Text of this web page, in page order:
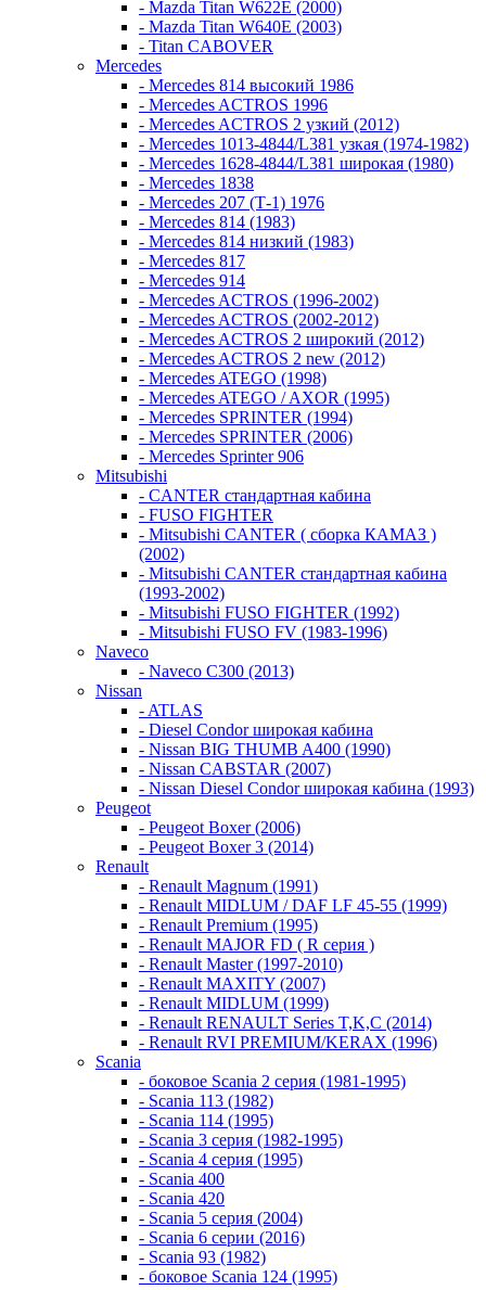
- Mazda Titan W622E (2000)
- Mazda Titan W640E (2003)
- Titan CABOVER
Mercedes
- Mercedes 814 высокий 1986
- Mercedes ACTROS 1996
- Mercedes ACTROS 2 узкий (2012)
- Mercedes 1013-4844/L381 узкая (1974-1982)
- Mercedes 1628-4844/L381 широкая (1980)
- Mercedes 1838
- Mercedes 207 (Т-1) 1976
- Mercedes 814 (1983)
- Mercedes 814 низкий (1983)
- Mercedes 817
- Mercedes 914
- Mercedes ACTROS (1996-2002)
- Mercedes ACTROS (2002-2012)
- Mercedes ACTROS 2 широкий (2012)
- Mercedes ACTROS 2 new (2012)
- Mercedes ATEGO (1998)
- Mercedes ATEGO / AXOR (1995)
- Mercedes SPRINTER (1994)
- Mercedes SPRINTER (2006)
- Mercedes Sprinter 906
Mitsubishi
- CANTER стандартная кабина
- FUSO FIGHTER
- Mitsubishi CANTER ( сборка КАМАЗ )
(2002)
- Mitsubishi CANTER стандартная кабина
(1993-2002)
- Mitsubishi FUSO FIGHTER (1992)
- Mitsubishi FUSO FV (1983-1996)
Naveco
- Naveco C300 (2013)
Nissan
- ATLAS
- Diesel Condor широкая кабина
- Nissan BIG THUMB A400 (1990)
- Nissan CABSTAR (2007)
- Nissan Diesel Condor широкая кабина (1993)
Peugeot
- Peugeot Boxer (2006)
- Peugeot Boxer 3 (2014)
Renault
- Renault Magnum (1991)
- Renault MIDLUM / DAF LF 45-55 (1999)
- Renault Premium (1995)
- Renault MAJOR FD ( R серия )
- Renault Master (1997-2010)
- Renault MAXITY (2007)
- Renault MIDLUM (1999)
- Renault RENAULT Series T,K,C (2014)
- Renault RVI PREMIUM/KERAX (1996)
Scania
- боковое Scania 2 серия (1981-1995)
- Scania 113 (1982)
- Scania 114 (1995)
- Scania 3 серия (1982-1995)
- Scania 4 серия (1995)
- Scania 400
- Scania 420
- Scania 5 серия (2004)
- Scania 6 серии (2016)
- Scania 93 (1982)
- боковое Scania 124 (1995)